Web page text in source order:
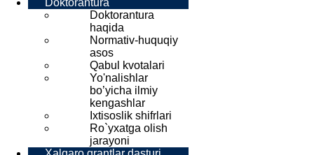
Doktorantura
Doktorantura
haqida
Normativ-huquqiy
asos
Qabul kvotalari
Yo'nalishlar
bo’yicha ilmiy
kengashlar
Ixtisoslik shifrlari
Ro`yxatga olish
jarayoni